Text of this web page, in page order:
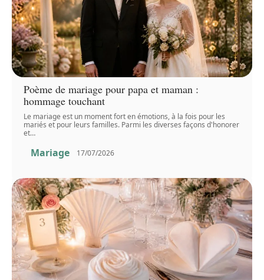
Poème de mariage pour papa et maman :
hommage touchant
Le mariage est un moment fort en émotions, à la fois pour les
mariés et pour leurs familles. Parmi les diverses façons d'honorer
et…
Mariage 17/07/2026